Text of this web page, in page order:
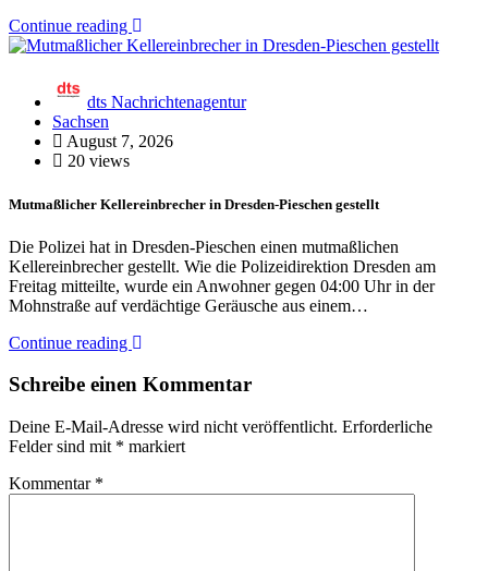
Continue reading
dts Nachrichtenagentur
Sachsen
August 7, 2026
20 views
Mutmaßlicher Kellereinbrecher in Dresden-Pieschen gestellt
Die Polizei hat in Dresden-Pieschen einen mutmaßlichen
Kellereinbrecher gestellt. Wie die Polizeidirektion Dresden am
Freitag mitteilte, wurde ein Anwohner gegen 04:00 Uhr in der
Mohnstraße auf verdächtige Geräusche aus einem…
Continue reading
Schreibe einen Kommentar
Deine E-Mail-Adresse wird nicht veröffentlicht. Erforderliche
Felder sind mit * markiert
Kommentar *